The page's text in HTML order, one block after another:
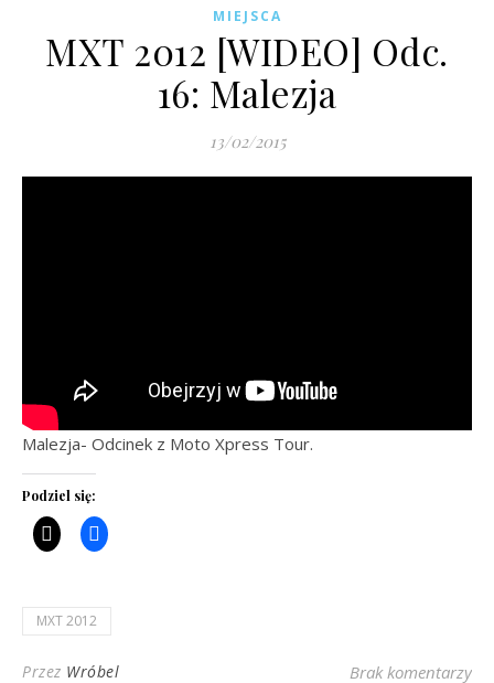
MIEJSCA
MXT 2012 [WIDEO] Odc.
16: Malezja
13/02/2015
Malezja- Odcinek z Moto Xpress Tour.
Podziel się:
MXT 2012
Przez Wróbel Brak komentarzy